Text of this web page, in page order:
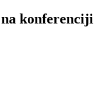
konferenciji